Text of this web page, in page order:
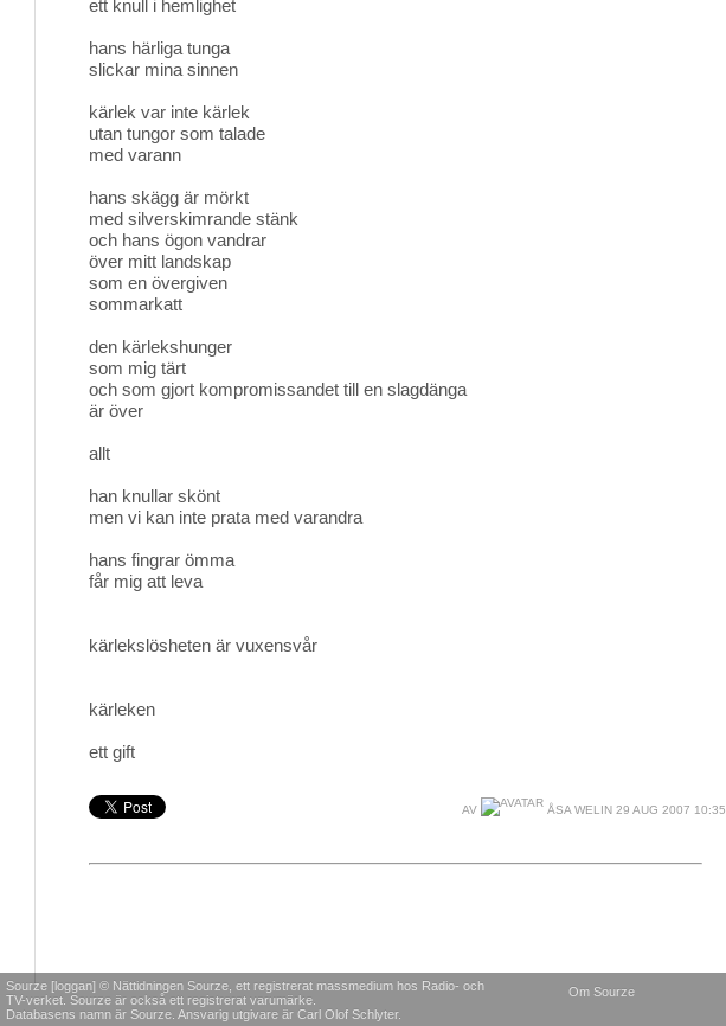
ett knull i hemlighet
hans härliga tunga
slickar mina sinnen
kärlek var inte kärlek
utan tungor som talade
med varann
hans skägg är mörkt
med silverskimrande stänk
och hans ögon vandrar
över mitt landskap
som en övergiven
sommarkatt
den kärlekshunger
som mig tärt
och som gjort kompromissandet till en slagdänga
är över
allt
han knullar skönt
men vi kan inte prata med varandra
hans fingrar ömma
får mig att leva
kärlekslösheten är vuxensvår
kärleken
ett gift
AV ÅSA WELIN 29 AUG 2007 10:35
Sourze [loggan] © Nättidningen Sourze, ett registrerat massmedium hos Radio- och
TV-verket. Sourze är också ett registrerat varumärke.
Databasens namn är Sourze. Ansvarig utgivare är Carl Olof Schlyter.
Om Sourze